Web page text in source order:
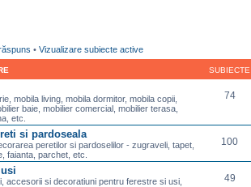
• Vizualizare subiecte active
SUBIECTE
mobila living, mobila dormitor, mobila copii,
baie, mobilier comercial, mobilier terasa,
etc.
74
si pardoseala
peretilor si pardoselilor - zugraveli, tapet,
faianta, parchet, etc.
100
accesorii si decoratiuni pentru ferestre si usi,
49